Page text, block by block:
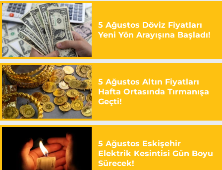
5 Ağustos Döviz Fiyatları
Yeni Yön Arayışına Başladı!
5 Ağustos Altın Fiyatları
Hafta Ortasında Tırmanışa
Geçti!
5 Ağustos Eskişehir
Elektrik Kesintisi Gün Boyu
Sürecek!